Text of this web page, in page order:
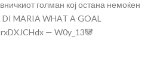
голман кој остана немоќен
DI MARIA WHAT A GOAL
— W0y_13🐼